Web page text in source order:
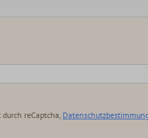
durch reCaptcha,